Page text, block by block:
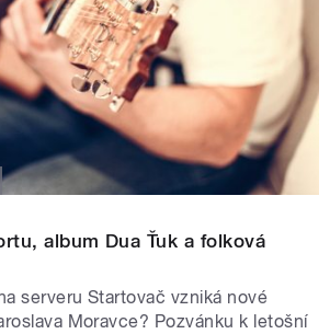
album Dua Ťuk a folková
serveru Startovač vzniká nové
Moravce? Pozvánku k letošní